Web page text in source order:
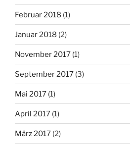
Februar 2018 (1)
Januar 2018 (2)
November 2017 (1)
September 2017 (3)
Mai 2017 (1)
April 2017 (1)
März 2017 (2)